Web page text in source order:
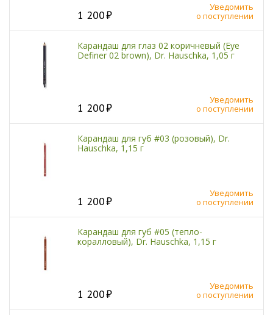
1 200
Уведомить
о поступлении
Карандаш для глаз 02 коричневый (Eye
Definer 02 brown), Dr. Hauschka, 1,05 г
1 200
Уведомить
о поступлении
Карандаш для губ #03 (розовый), Dr.
Hauschka, 1,15 г
1 200
Уведомить
о поступлении
Карандаш для губ #05 (тепло-
коралловый), Dr. Hauschka, 1,15 г
1 200
Уведомить
о поступлении